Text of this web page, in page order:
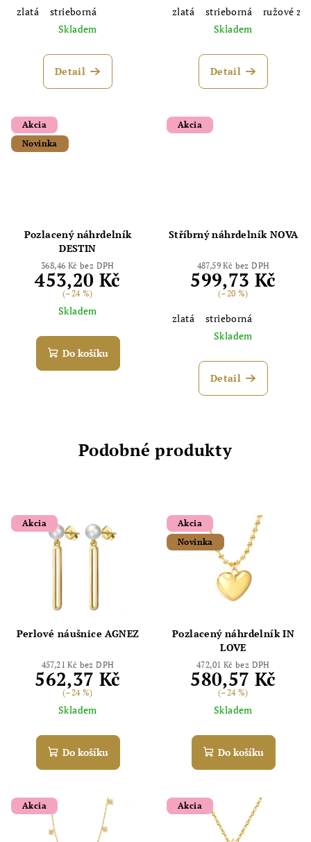
zlatá
strieborná
Skladem
Detail
zlatá strieborná
ružové
Skladem
Detail
Akcia
Novinka
Pozlacený náhrdelník
DESTIN
368,46 Kč bez DPH
453,20 Kč
(–24 %)
Skladem
Do košíku
Akcia
Stříbrný náhrdelník NOVA
487,59 Kč bez DPH
599,73 Kč
(–20 %)
zlatá
strieborná
Skladem
Detail
Podobné produkty
Akcia
Perlové náušnice AGNEZ
457,21 Kč bez DPH
562,37 Kč
(–24 %)
Skladem
Do košíku
Akcia
Novinka
Pozlacený náhrdelník IN
LOVE
472,01 Kč bez DPH
580,57 Kč
(–24 %)
Skladem
Do košíku
Akcia Akcia